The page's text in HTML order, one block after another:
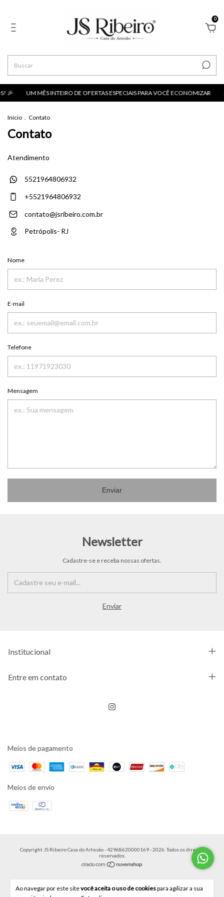
0
🎉 UM MÊS INTEIRO DE OFERTAS ESPECIAIS PARA VOCÊ ECONOMIZAR
Ao navegar por este sitevocê aceita o uso de cookiespara agilizar a sua
Início . Contato
Contato
Atendimento
5521964806932
+5521964806932
contato@jsribeiro.com.br
Petrópolis- RJ
Nome
E-mail
Telefone
Mensagem
Enviar
Newsletter
Cadastre-se e receba nossas ofertas.
Institucional
Entre em contato
Meios de pagamento
Meios de envio
Copyright JS Ribeiro Casa do Artesão - 42968620000169 - 2026. Todos os direitos
reservados.